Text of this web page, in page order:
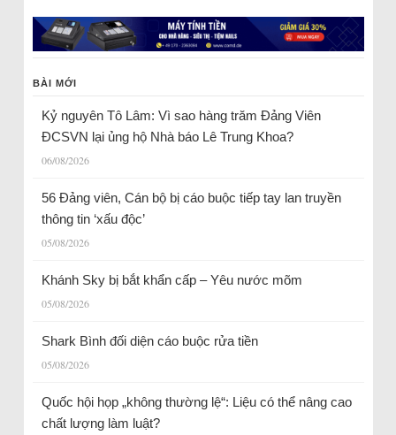
BÀI MỚI
Kỷ nguyên Tô Lâm: Vì sao hàng trăm Đảng Viên
ĐCSVN lại ủng hộ Nhà báo Lê Trung Khoa?
06/08/2026
56 Đảng viên, Cán bộ bị cáo buộc tiếp tay lan truyền
thông tin ‘xấu độc’
05/08/2026
Khánh Sky bị bắt khẩn cấp – Yêu nước mõm
05/08/2026
Shark Bình đối diện cáo buộc rửa tiền
05/08/2026
Quốc hội họp „không thường lệ“: Liệu có thể nâng cao
chất lượng làm luật?